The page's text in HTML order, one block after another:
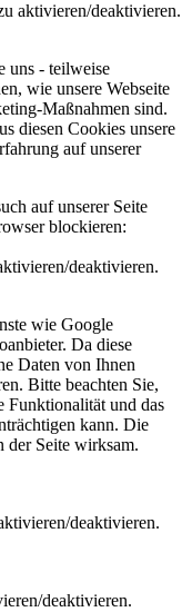
aktivieren/deaktivieren.
uns - teilweise
wie unsere Webseite
Maßnahmen sind.
diesen Cookies unsere
auf unserer
auf unserer Seite
blockieren:
deaktivieren.
wie Google
Da diese
Daten von Ihnen
Bitte beachten Sie,
Funktionalität und das
kann. Die
der Seite wirksam.
deaktivieren.
deaktivieren.